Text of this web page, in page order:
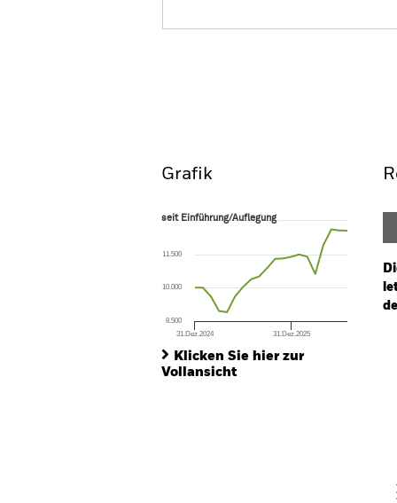
Grafik
seit Einführung/Auflegung
The chart has 1 X axis displaying Time.
The chart has 1 Y axis displaying values.
seit Einführung/Auflegung
31.Dez.2024 31.Dez.2025
8.500
10.000
11.500
Klicken Sie hier zur
Vollansicht